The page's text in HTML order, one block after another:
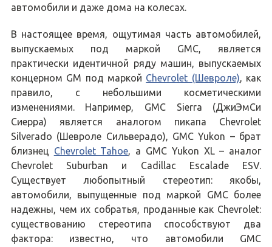
автомобили и даже дома на колесах.
В настоящее время, ощутимая часть автомобилей,
выпускаемых под маркой GMC, является
практически идентичной ряду машин, выпускаемых
концерном GM под маркой Chevrolet (Шевроле), как
правило, с небольшими косметическими
изменениями. Например, GMC Sierra (ДжиЭмСи
Сиерра) является аналогом пикапа Chevrolet
Silverado (Шевроле Сильверадо), GMC Yukon – брат
близнец Chevrolet Tahoe, а GMC Yukon XL – аналог
Chevrolet Suburban и Cadillac Escalade ESV.
Существует любопытный стереотип: якобы,
автомобили, выпущенные под маркой GMC более
надежны, чем их собратья, проданные как Chevrolet:
существованию стереотипа способствуют два
фактора: известно, что автомобили GMC